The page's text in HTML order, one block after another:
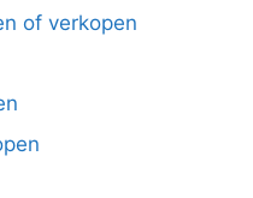
of verkopen